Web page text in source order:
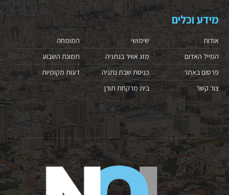
מידע וכלים
אודות
המייל האדום
פרסום באתר
צור קשר
שימושי
מזג אוויר בנתניה
כניסת שבת נתניה
בית מרקחת תורן
המומחה
תמונת השבוע
דעות מקומיות